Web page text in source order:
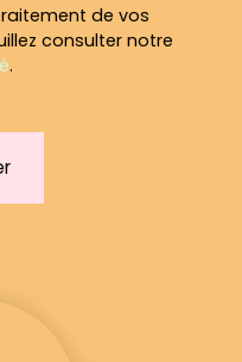
de vos
consulter notre
.